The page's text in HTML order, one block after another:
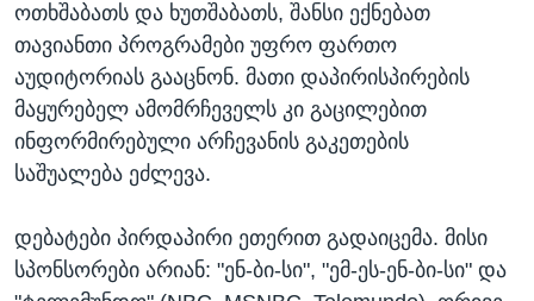
ოთხშაბათს და ხუთშაბათს, შანსი ექნებათ
თავიანთი პროგრამები უფრო ფართო
აუდიტორიას გააცნონ. მათი დაპირისპირების
მაყურებელ ამომრჩეველს კი გაცილებით
ინფორმირებული არჩევანის გაკეთების
საშუალება ეძლევა.
დებატები პირდაპირი ეთერით გადაიცემა. მისი
სპონსორები არიან: "ენ-ბი-სი", "ემ-ეს-ენ-ბი-სი" და